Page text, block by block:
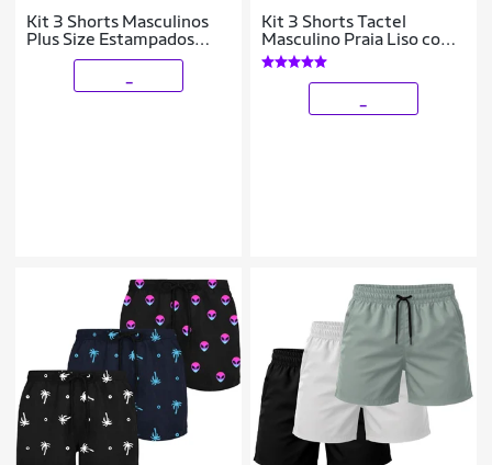
Kit 3 Shorts Masculinos
Plus Size Estampados
Tecido Leve Confortável
Kit 3 Shorts Tactel
Masculino Praia Liso com
Bolsos Secagem Rápida e
Ajuste